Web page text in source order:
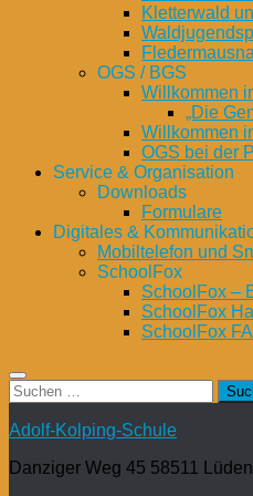
Kletterwald
OGS / BGS
Willkommen
„Die
Willkommen
OGS bei der
Service & Organisation
Downloads
Formulare
Digitales &
Mobiltelefon und
SchoolFox
SchoolFox –
SchoolFox
SchoolFox
Suchen
nach:
Adolf-Kolping-Schule
Danziger Weg 45 58511